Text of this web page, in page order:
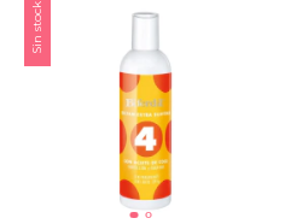
Sin stock